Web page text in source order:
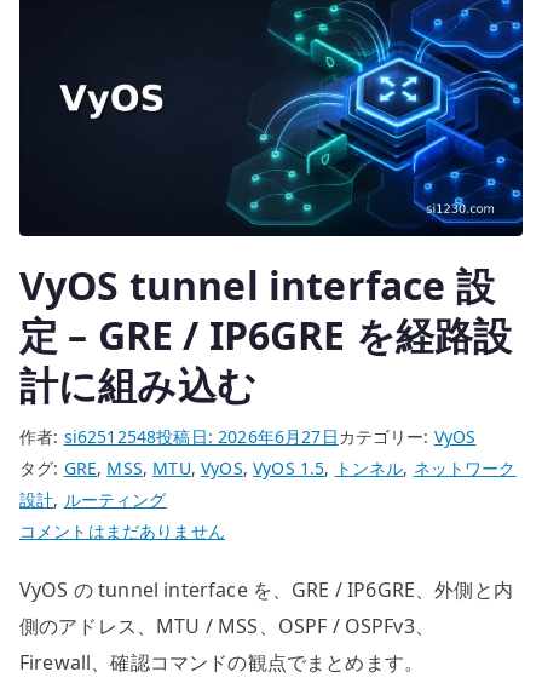
VyOS tunnel interface 設
定 – GRE / IP6GRE を経路設
計に組み込む
作者: si62512548投稿日: 2026年6月27日カテゴリー: VyOS
タグ: GRE, MSS, MTU,VyOS,VyOS 1.5, トンネル, ネットワーク
設計, ルーティング
VyOS
interface
設
定
コメントはまだありません
VyOS の tunnel interface を、GRE / IP6GRE、外側と内
側のアドレス、MTU / MSS、OSPF / OSPFv3、
Firewall、確認コマンドの観点でまとめます。